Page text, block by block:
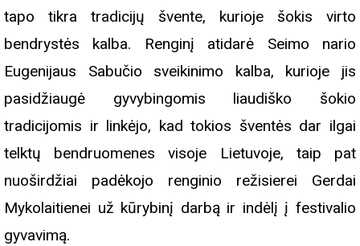
tapo tikra tradicijų švente, kurioje šokis virto
bendrystės kalba. Renginį atidarė Seimo nario
Eugenijaus Sabučio sveikinimo kalba, kurioje jis
pasidžiaugė gyvybingomis liaudiško šokio
tradicijomis ir linkėjo, kad tokios šventės dar ilgai
telktų bendruomenes visoje Lietuvoje, taip pat
nuoširdžiai padėkojo renginio režisierei Gerdai
Mykolaitienei už kūrybinį darbą ir indėlį į festivalio
gyvavimą.